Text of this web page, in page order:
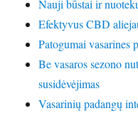
Nauji būstai ir
Efektyvus CBD
Patogumai vasarines
Be vasaros sezono
susidėvėjimas
Vasarinių padangų